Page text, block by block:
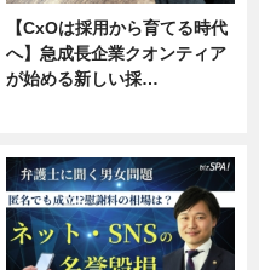
【CxOは採用から育てる時代
へ】急成長企業クオンティア
が始める新しい採…